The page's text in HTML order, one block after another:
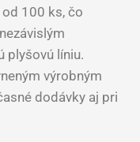
100 ks, čo
plyšovú líniu.
výrobným
dodávky aj pri